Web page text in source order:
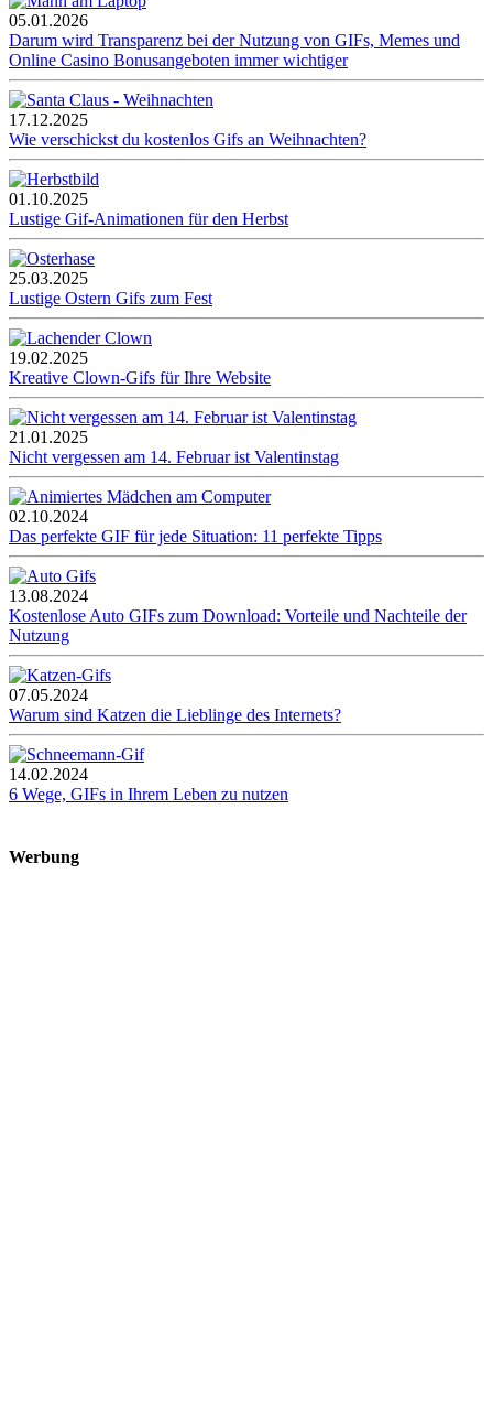
05.01.2026
Darum wird Transparenz bei der Nutzung von GIFs, Memes und
Online Casino Bonusangeboten immer wichtiger
17.12.2025
Wie verschickst du kostenlos Gifs an Weihnachten?
01.10.2025
Lustige Gif-Animationen für den Herbst
25.03.2025
Lustige Ostern Gifs zum Fest
19.02.2025
Kreative Clown-Gifs für Ihre Website
21.01.2025
Nicht vergessen am 14. Februar ist Valentinstag
02.10.2024
Das perfekte GIF für jede Situation: 11 perfekte Tipps
13.08.2024
Kostenlose Auto GIFs zum Download: Vorteile und Nachteile der
Nutzung
07.05.2024
Warum sind Katzen die Lieblinge des Internets?
14.02.2024
6 Wege, GIFs in Ihrem Leben zu nutzen
Werbung